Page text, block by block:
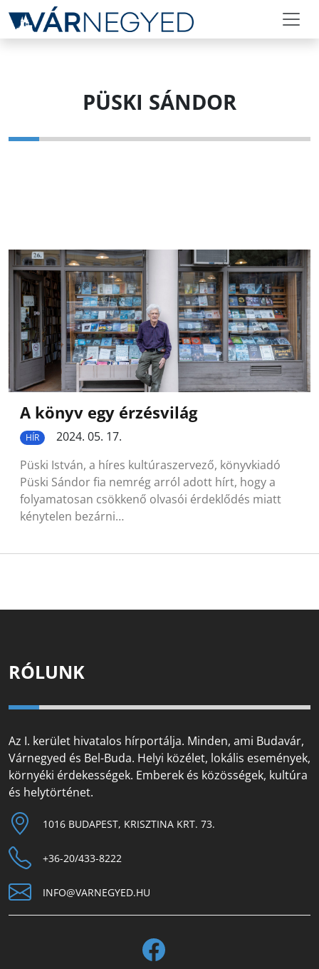
PÜSKI SÁNDOR
A könyv egy érzésvilág
HÍR
2024. 05. 17.
Püski István, a híres kultúraszervező, könyvkiadó
Püski Sándor fia nemrég arról adott hírt, hogy a
folyamatosan csökkenő olvasói érdeklődés miatt
kénytelen bezárni…
RÓLUNK
Az I. kerület hivatalos hírportálja. Minden, ami Budavár,
Várnegyed és Bel-Buda. Helyi közélet, lokális események,
környéki érdekességek. Emberek és közösségek, kultúra
és helytörténet.
1016 BUDAPEST, KRISZTINA KRT. 73.
+36-20/433-8222
INFO@VARNEGYED.HU